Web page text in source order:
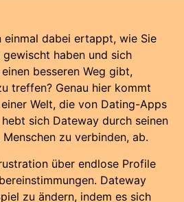
einmal dabei ertappt, wie Sie
haben und sich
besseren Weg gibt,
treffen? Genau hier kommt
Welt, die von Dating-Apps
sich Dateway durch seinen
zu verbinden, ab.
über endlose Profile
Dateway
zu ändern, indem es sich